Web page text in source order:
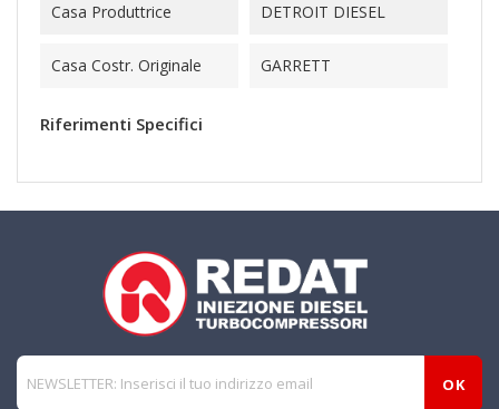
Casa Produttrice DETROIT DIESEL
Casa Costr. Originale GARRETT
Riferimenti Specifici